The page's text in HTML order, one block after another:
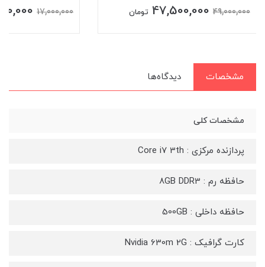
49,000,000
47,500,000 تومان 17,000,000
مشخصات دیدگاه‌ها
مشخصات کلی
پردازنده مرکزی : Core i7 3th
حافظه رم : 8GB DDR3
حافظه داخلی : 500GB
کارت گرافیک : Nvidia 630m 2G